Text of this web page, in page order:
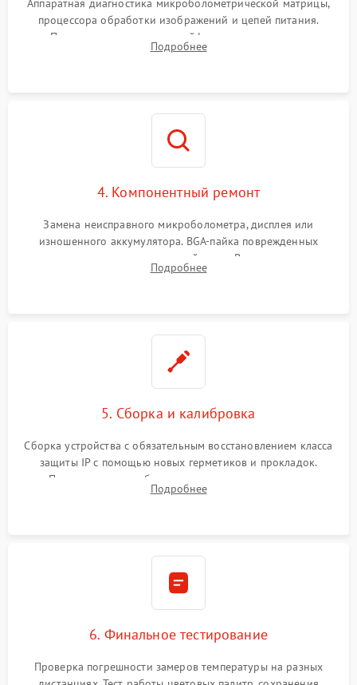
Аппаратная диагностика микроболометрической матрицы,
процессора обработки изображений и цепей питания.
Проверка целостности шлейфов, модуля памяти и
интерфейсов связи. Выявление сгоревших SMD-компонентов
Подробнее
4. Компонентный ремонт
Замена неисправного микроболометра, дисплея или
изношенного аккумулятора. BGA-пайка поврежденных
контроллеров на материнской плате. Восстановление
разъемов и кнопок, замена поврежденных элементов
Подробнее
5. Сборка и калибровка
Сборка устройства с обязательным восстановлением класса
защиты IP с помощью новых герметиков и прокладок.
Программная калибровка матрицы по эталонному
абсолютно черному телу для точного измерения температур.
Подробнее
6. Финальное тестирование
Проверка погрешности замеров температуры на разных